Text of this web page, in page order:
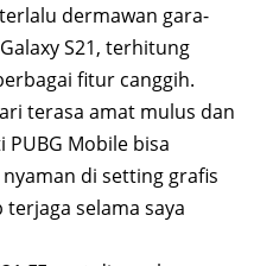
dermawan gara-
S21, terhitung
fitur canggih.
terasa amat mulus dan
Mobile bisa
di setting grafis
selama saya